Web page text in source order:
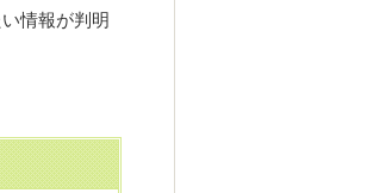
情報が判明